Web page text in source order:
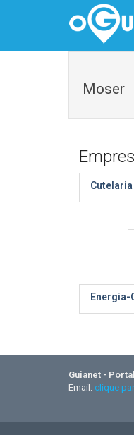
Moser
Guianet -
Email: clique